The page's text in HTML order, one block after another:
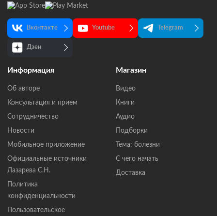
Вконтакте Youtube Telegram
Дзен
Информация
Об авторе
Консультация и прием
Сотрудничество
Новости
Мобильное приложение
Официальные источники
Лазарева С.Н.
Политика
конфиденциальности
Пользовательское
Магазин
Видео
Книги
Аудио
Подборки
Тема: болезни
С чего начать
Доставка